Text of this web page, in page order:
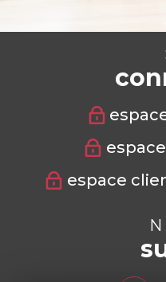
espace